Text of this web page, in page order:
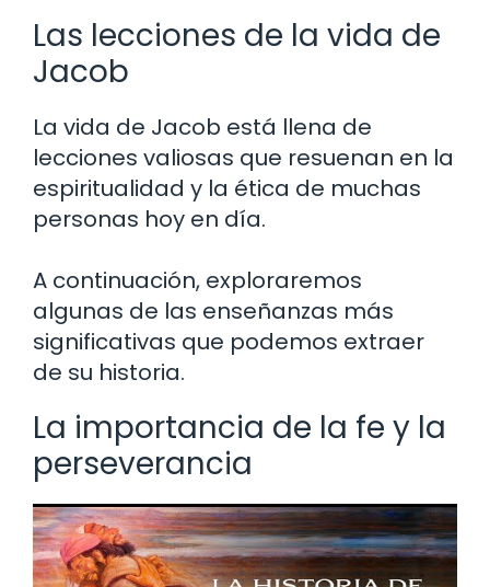
Las lecciones de la vida de
Jacob
La vida de Jacob está llena de
lecciones valiosas que resuenan en la
espiritualidad y la ética de muchas
personas hoy en día.
A continuación, exploraremos
algunas de las enseñanzas más
significativas que podemos extraer
de su historia.
La importancia de la fe y la
perseverancia